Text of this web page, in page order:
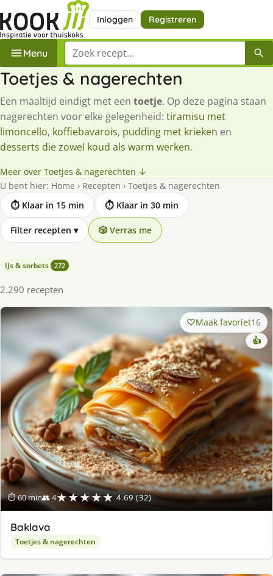
Inloggen Registreren
Menu Zoek een recept
Toetjes & nagerechten
Een maaltijd eindigt met een toetje. Op deze pagina staan
nagerechten voor elke gelegenheid: tiramisu met
limoncello, koffiebavarois, pudding met krieken en
desserts die zowel koud als warm werken.
Meer over Toetjes & nagerechten ↓
U bent hier: Home › Recepten › Toetjes & nagerechten
⏱ Klaar in 15 min
⏱ Klaar in 30 min
Filter recepten ▾ 🎲 Verras me
IJs & sorbets 272
2.290 recepten
⏱ 60 min👥 4★★★★★ 4.69 (32)
Maak favoriet16
👍
Baklava
Toetjes & nagerechten